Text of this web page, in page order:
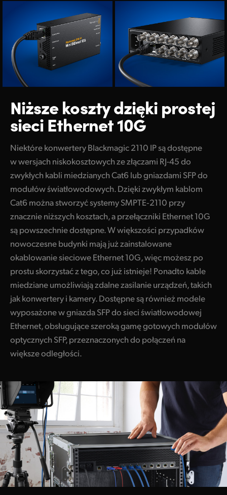
Niższe koszty dziękiprostej
sieci Ethernet 10G
Niektóre konwertery Blackmagic 2110 IP są dostępne
w wersjach niskokosztowych ze złączami RJ-45 do
zwykłych kabli miedzianych Cat6 lub gniazdami SFP do
modułów światłowodowych. Dzięki zwykłym kablom
Cat6 można stworzyć systemy SMPTE‑2110 przy
znacznie niższych kosztach, a przełączniki Ethernet 10G
są powszechnie dostępne. W większości przypadków
nowoczesne budynki mają już zainstalowane
okablowanie sieciowe Ethernet 10G, więc możesz po
prostu skorzystać z tego, co już istnieje! Ponadto kable
miedziane umożliwiają zdalne zasilanie urządzeń, takich
jak konwertery i kamery. Dostępne są również modele
wyposażone w gniazda SFP do sieci światłowodowej
Ethernet, obsługujące szeroką gamę gotowych modułów
optycznych SFP, przeznaczonych do połączeń na
większe odległości.